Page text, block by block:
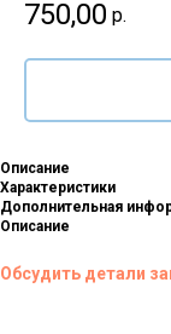
750,00 р.
Описание
Характеристики
Дополнительная
Описание
Обсудить детали